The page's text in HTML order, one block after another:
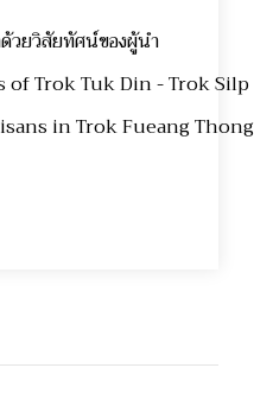
วยวิสัยทัศน์ของผู้นำ
of Trok Tuk Din - Trok Silp
in Trok Fueang